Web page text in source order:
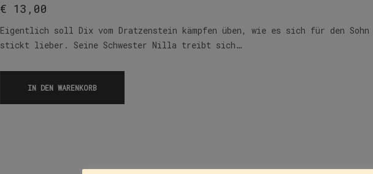
€ 13,00
Eigentlich soll Dix vom Dratzenstein kämpfen üben, wie es sich für den
stickt lieber. Seine Schwester Nilla treibt sich…
IN DEN WARENKORB